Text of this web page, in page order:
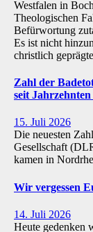
Westfalen in
Theologischen
Befürwortung
Es ist nicht
christlich
Zahl der
seit
15. Juli 2026
Die neuesten
Gesellschaft
kamen in
Wir vergessen
14. Juli 2026
Heute gedenken